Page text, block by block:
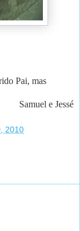
Pai, mas
Samuel e Jessé
2010